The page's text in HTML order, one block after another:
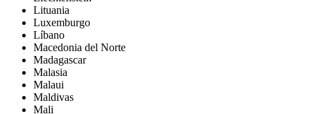
Lituania
Luxemburgo
Líbano
Macedonia del Norte
Madagascar
Malasia
Malaui
Maldivas
Mali